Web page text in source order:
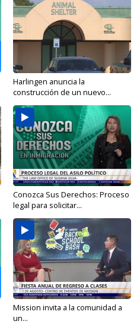
Harlingen anuncia la
construcción de un nuevo...
Conozca Sus Derechos: Proceso
legal para solicitar...
Mission invita a la comunidad a
un...